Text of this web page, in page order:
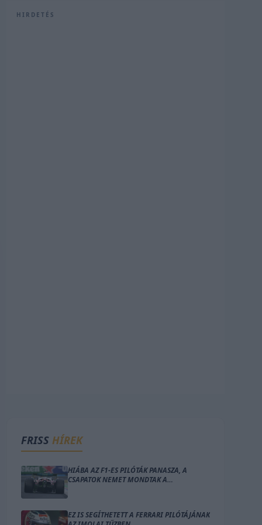
HIRDETÉS
FRISS HÍREK
HIÁBA AZ F1-ES PILÓTÁK PANASZA, A
CSAPATOK NEMET MONDTAK A
EZ IS SEGÍTHETETT A FERRARI PILÓTÁJÁNAK